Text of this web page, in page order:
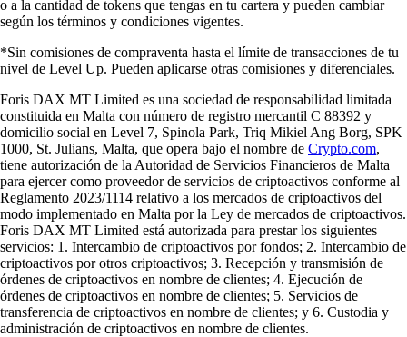
o a la cantidad de tokens que tengas en tu cartera y pueden cambiar
según los términos y condiciones vigentes.
*Sin comisiones de compraventa hasta el límite de transacciones de tu
nivel de Level Up. Pueden aplicarse otras comisiones y diferenciales.
Foris DAX MT Limited es una sociedad de responsabilidad limitada
constituida en Malta con número de registro mercantil C 88392 y
domicilio social en Level 7, Spinola Park, Triq Mikiel Ang Borg, SPK
1000, St. Julians, Malta, que opera bajo el nombre de Crypto.com,
tiene autorización de la Autoridad de Servicios Financieros de Malta
para ejercer como proveedor de servicios de criptoactivos conforme al
Reglamento 2023/1114 relativo a los mercados de criptoactivos del
modo implementado en Malta por la Ley de mercados de criptoactivos.
Foris DAX MT Limited está autorizada para prestar los siguientes
servicios: 1. Intercambio de criptoactivos por fondos; 2. Intercambio de
criptoactivos por otros criptoactivos; 3. Recepción y transmisión de
órdenes de criptoactivos en nombre de clientes; 4. Ejecución de
órdenes de criptoactivos en nombre de clientes; 5. Servicios de
transferencia de criptoactivos en nombre de clientes; y 6. Custodia y
administración de criptoactivos en nombre de clientes.